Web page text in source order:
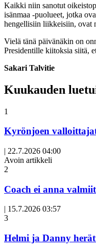
Kaikki niin sanotut
isänmaa -puolueet, jotka
hengellisiin liikkeisiin, ovat
Vielä tänä päivänäkin on
Presidentille kiitoksia siitä,
Sakari Talvitie
Kuukauden
1
Kyrönjoen
| 22.7.2026 04:00
Avoin artikkeli
2
Coach ei anna
| 15.7.2026 03:57
3
Helmi ja Danny